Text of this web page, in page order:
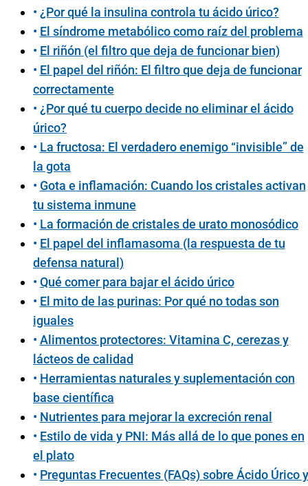
¿Por qué la insulina controla tu ácido úrico?
El síndrome metabólico como raíz del problema
El riñón (el filtro que deja de funcionar bien)
El papel del riñón: El filtro que deja de funcionar
correctamente
¿Por qué tu cuerpo decide no eliminar el ácido
úrico?
La fructosa: El verdadero enemigo “invisible” de
la gota
Gota e inflamación: Cuando los cristales activan
tu sistema inmune
La formación de cristales de urato monosódico
El papel del inflamasoma (la respuesta de tu
defensa natural)
Qué comer para bajar el ácido úrico
El mito de las purinas: Por qué no todas son
iguales
Alimentos protectores: Vitamina C, cerezas y
lácteos de calidad
Herramientas naturales y suplementación con
base científica
Nutrientes para mejorar la excreción renal
Estilo de vida y PNI: Más allá de lo que pones en
el plato
Preguntas Frecuentes (FAQs) sobre Ácido Úrico y